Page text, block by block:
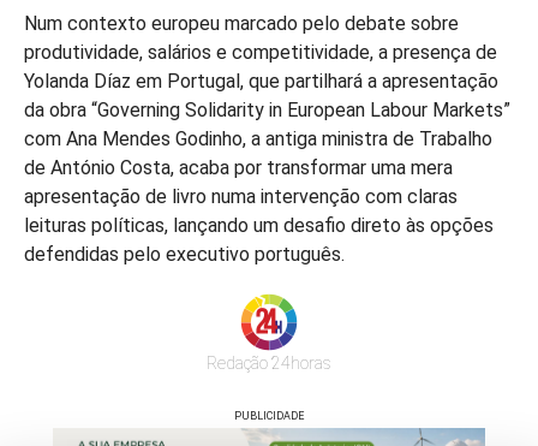
Num contexto europeu marcado pelo debate sobre
produtividade, salários e competitividade, a presença de
Yolanda Díaz em Portugal, que partilhará a apresentação
da obra “Governing Solidarity in European Labour Markets”
com Ana Mendes Godinho, a antiga ministra de Trabalho
de António Costa, acaba por transformar uma mera
apresentação de livro numa intervenção com claras
leituras políticas, lançando um desafio direto às opções
defendidas pelo executivo português.
Redação 24horas
PUBLICIDADE